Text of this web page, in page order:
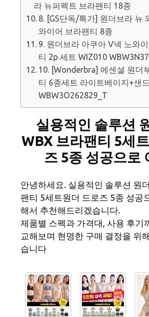
라 뉴퍼펙트 브라팬티 18종
8. [GS단독/특가] 원더브라 뉴
와이어 브라팬티 8종
9. 원더브라 아쿠아 V넥 노와
티 2p 세트 WIZ010
10. [Wonderbra] 에센셜 원더
티 6종세트 라이트베이지+샌
WBW3O262829_T
실용적인 솔루션
WBX 브라팬티 5세
즈 5종 성공으로
안녕하세요. 실용적인 솔루션 원
팬티 5세트원더 드로즈 5종 성공
해서 추천해드리겠습니다.
제품별 스펙과 가격대, 사용 후기
교해보며 현명한 구매 결정을 위
습니다